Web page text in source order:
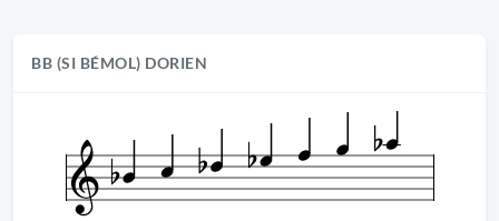
BB (SI BÉMOL) DORIEN